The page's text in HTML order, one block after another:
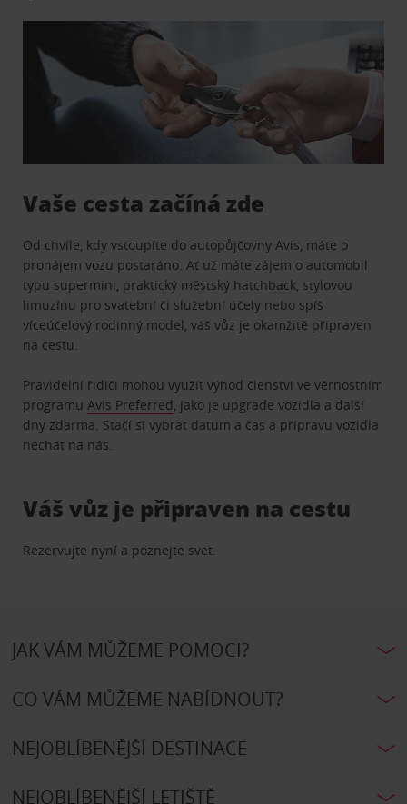
Vaše cesta začíná zde
Od chvíle, kdy vstoupíte do autopůjčovny Avis, máte o
pronájem vozu postaráno. Ať už máte zájem o automobil
typu supermini, praktický městský hatchback, stylovou
limuzínu pro svatební či služební účely nebo spíš
víceúčelový rodinný model, váš vůz je okamžitě připraven
na cestu.
Pravidelní řidiči mohou využít výhod členství ve věrnostním
programuAvis Preferred, jako je upgrade vozidla a další
dny zdarma. Stačí si vybrat datum a čas a přípravu vozidla
nechat na nás.
Váš vůz je připraven na cestu
Rezervujte nyní a poznejte svet.
JAK VÁM MŮŽEME POMOCI?
CO VÁM MŮŽEME NABÍDNOUT?
NEJOBLÍBENĚJŠÍ DESTINACE
NEJOBLÍBENĚJŠÍ LETIŠTĚ